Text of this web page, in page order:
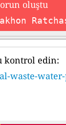
oluştu
kontrol edin:
waste-